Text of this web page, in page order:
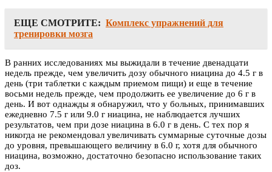
ЕЩЕ СМОТРИТЕ: Комплекс упражнений для
тренировки мозга
В ранних исследованиях мы выжидали в течение двенадцати
недель прежде, чем увеличить дозу обычного ниацина до 4.5 г в
день (три таблетки с каждым приемом пищи) и еще в течение
восьми недель прежде, чем продолжить ее увеличение до 6 г в
день. И вот однажды я обнаружил, что у больных, принимавших
ежедневно 7.5 г или 9.0 г ниацина, не наблюдается лучших
результатов, чем при дозе ниацина в 6.0 г в день. С тех пор я
никогда не рекомендовал увеличивать суммарные суточные дозы
до уровня, превышающего величину в 6.0 г, хотя для обычного
ниацина, возможно, достаточно безопасно использование таких
доз.